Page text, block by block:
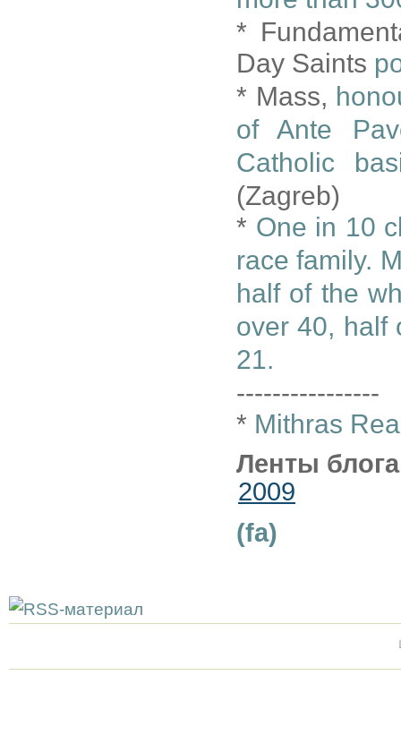
*
Day Saints
* Mass,
of Ante
Catholic
(Zagreb)
* One in 10
race family.
half of the
over 40, half
21.
----------------
* Mithras
Ленты
2009
(fa)